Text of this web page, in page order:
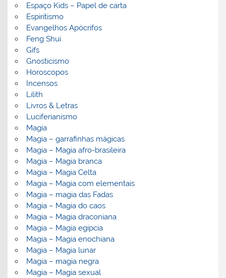
Espaço Kids – Papel de carta
Espiritismo
Evangelhos Apócrifos
Feng Shui
Gifs
Gnosticismo
Horoscopos
Incensos
Lilith
Livros & Letras
Luciferianismo
Magia
Magia – garrafinhas mágicas
Magia – Magia afro-brasileira
Magia – Magia branca
Magia – Magia Celta
Magia – Magia com elementais
Magia – magia das Fadas
Magia – Magia do caos
Magia – Magia draconiana
Magia – Magia egípcia
Magia – Magia enochiana
Magia – Magia lunar
Magia – magia negra
Magia – Magia sexual